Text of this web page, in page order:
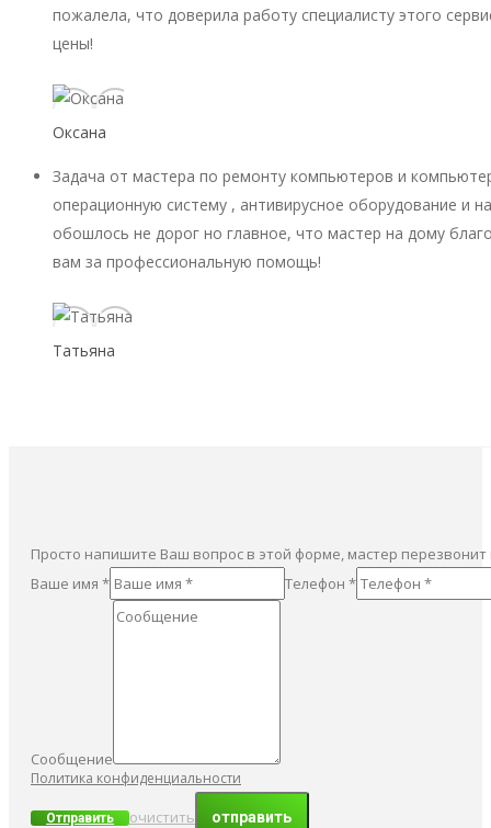
пожалела, что доверила работу специалисту этого
цены!
Оксана
Задача от мастера по ремонту компьютеров и
операционную систему , антивирусное оборудование и
обошлось не дорог но главное, что мастер на дому
вам за профессиональную помощь!
Татьяна
Просто напишите Ваш вопрос в этой форме, мастер
Ваше имя *
Телефон *
Сообщение
Политика конфиденциальности
Отправить очистить